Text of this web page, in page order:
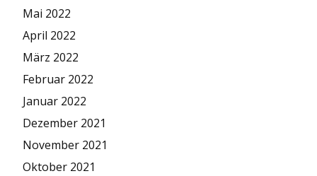
Mai 2022
April 2022
März 2022
Februar 2022
Januar 2022
Dezember 2021
November 2021
Oktober 2021